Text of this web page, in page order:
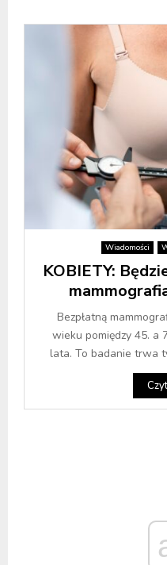
Wiadomości
KOBIETY:
Bezpłatną
wieku pomiędzy 45. a
lata. To badanie trwa